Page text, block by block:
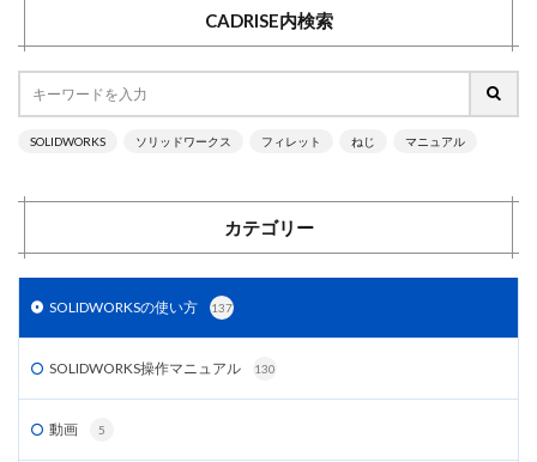
CADRISE内検索
SOLIDWORKS ソリッドワークス フィレット ねじ マニュアル
カテゴリー
SOLIDWORKSの使い方 137
SOLIDWORKS操作マニュアル 130
動画 5